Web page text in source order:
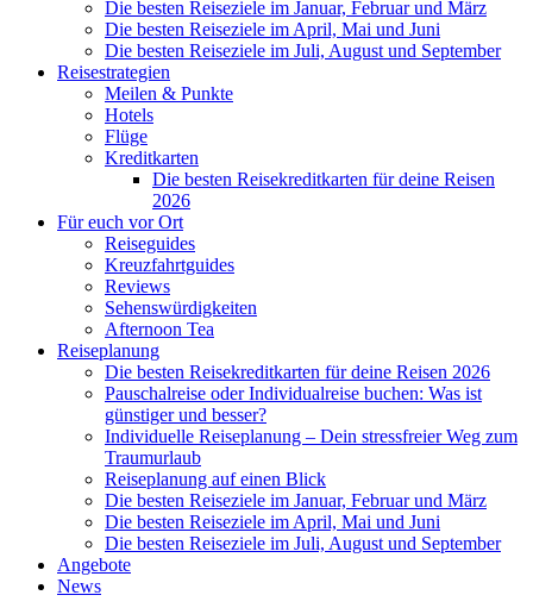
Die besten Reiseziele im Januar, Februar und März
Die besten Reiseziele im April, Mai und Juni
Die besten Reiseziele im Juli, August und September
Reisestrategien
Meilen & Punkte
Hotels
Flüge
Kreditkarten
Die besten Reisekreditkarten für deine Reisen
2026
Für euch vor Ort
Reiseguides
Kreuzfahrtguides
Reviews
Sehenswürdigkeiten
Afternoon Tea
Reiseplanung
Die besten Reisekreditkarten für deine Reisen 2026
Pauschalreise oder Individualreise buchen: Was ist
günstiger und besser?
Individuelle Reiseplanung – Dein stressfreier Weg zum
Traumurlaub
Reiseplanung auf einen Blick
Die besten Reiseziele im Januar, Februar und März
Die besten Reiseziele im April, Mai und Juni
Die besten Reiseziele im Juli, August und September
Angebote
News